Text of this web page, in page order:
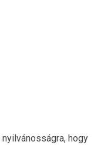
hogy